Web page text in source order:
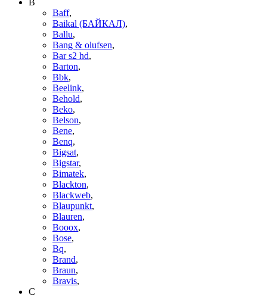
Baff,
Baikal (БАЙКАЛ),
Ballu,
Bang & olufsen,
Bar s2 hd,
Barton,
Bbk,
Beelink,
Behold,
Beko,
Belson,
Bene,
Benq,
Bigsat,
Bigstar,
Bimatek,
Blackton,
Blackweb,
Blaupunkt,
Blauren,
Booox,
Bose,
Bq,
Brand,
Braun,
Bravis,
C